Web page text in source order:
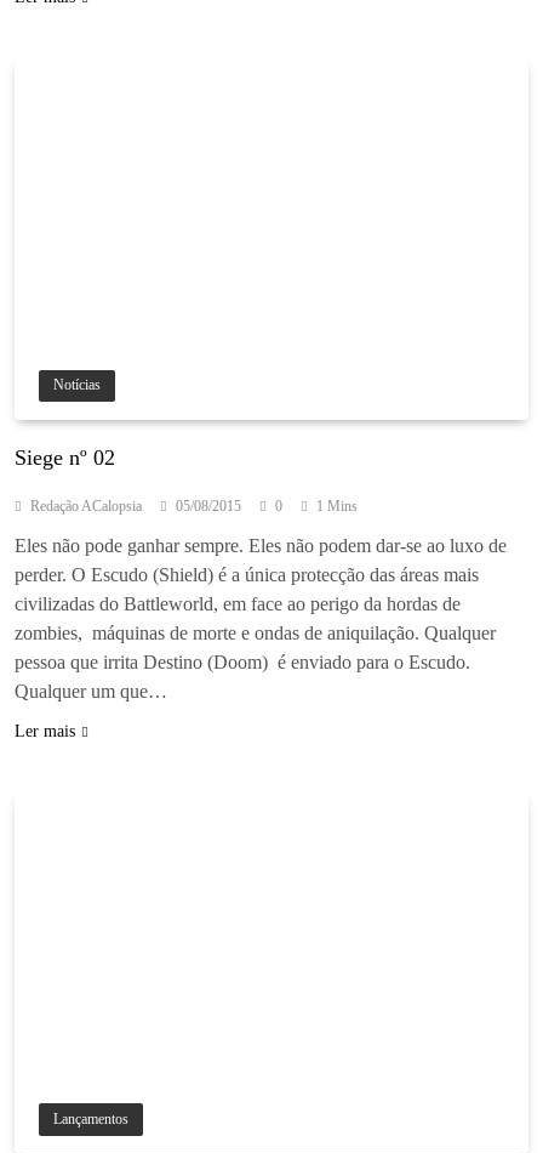
Notícias
Siege nº 02
Redação ACalopsia 05/08/2015 0 1 Mins
Eles não pode ganhar sempre. Eles não podem dar-se ao luxo de
perder. O Escudo (Shield) é a única protecção das áreas mais
civilizadas do Battleworld, em face ao perigo da hordas de
zombies, máquinas de morte e ondas de aniquilação. Qualquer
pessoa que irrita Destino (Doom) é enviado para o Escudo.
Qualquer um que…
Ler mais
Lançamentos